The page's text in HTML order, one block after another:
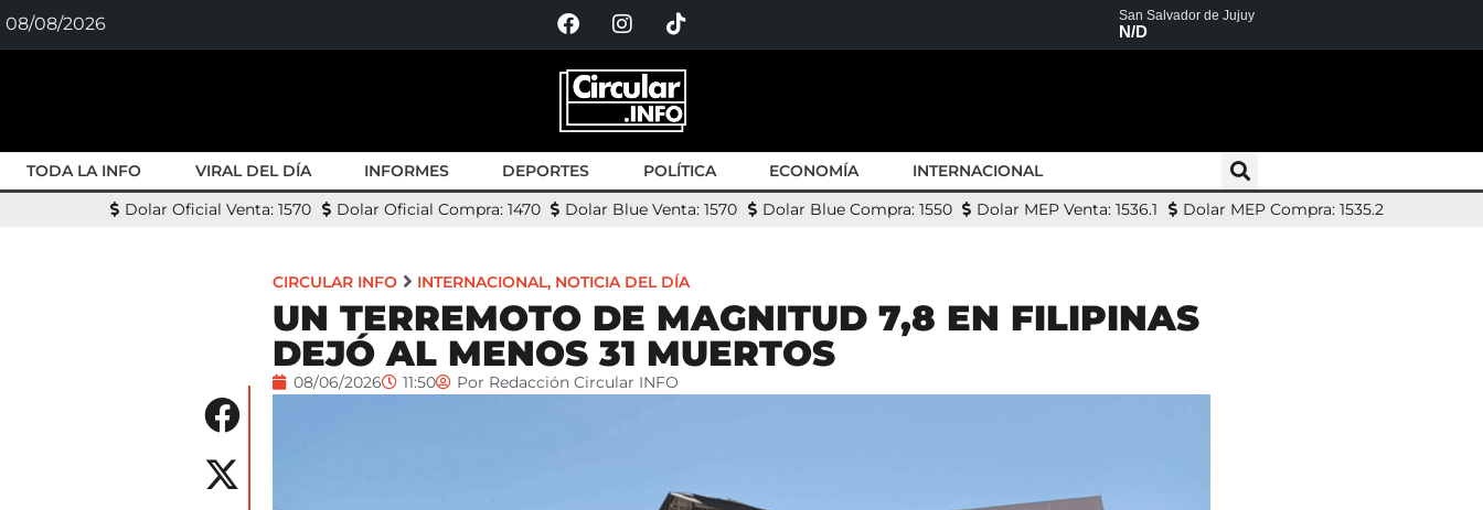
08/08/2026 San Salvador de Jujuy
N/D
TODA LA INFO VIRAL DEL DÍA INFORMES DEPORTES POLÍTICA ECONOMÍA
INTERNACIONAL
Dolar Oficial Venta: 1570
Dolar Oficial Compra: 1470 Dolar Blue Venta: 1570 Dolar Blue Compra: 1550 Dolar MEP Venta: 1536.1 Dolar MEP Compra: 1535.2
CIRCULAR INFO INTERNACIONAL, NOTICIA DEL DÍA
UN TERREMOTO DE MAGNITUD 7,8 EN FILIPINAS
DEJÓ AL MENOS 31 MUERTOS
08/06/2026 11:50 Por Redacción Circular INFO